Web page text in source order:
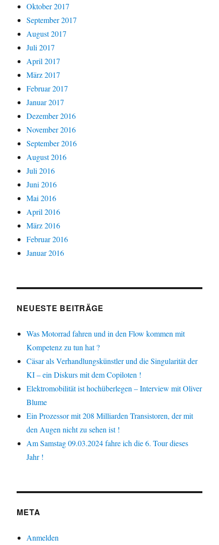
Oktober 2017
September 2017
August 2017
Juli 2017
April 2017
März 2017
Februar 2017
Januar 2017
Dezember 2016
November 2016
September 2016
August 2016
Juli 2016
Juni 2016
Mai 2016
April 2016
März 2016
Februar 2016
Januar 2016
NEUESTE BEITRÄGE
Was Motorrad fahren und in den Flow kommen mit
Kompetenz zu tun hat ?
Cäsar als Verhandlungskünstler und die Singularität der
KI – ein Diskurs mit dem Copiloten !
Elektromobilität ist hochüberlegen – Interview mit Oliver
Blume
Ein Prozessor mit 208 Milliarden Transistoren, der mit
den Augen nicht zu sehen ist !
Am Samstag 09.03.2024 fahre ich die 6. Tour dieses
Jahr !
META
Anmelden